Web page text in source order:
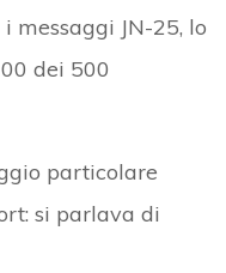
messaggi JN-25, lo
dei 500
particolare
si parlava di